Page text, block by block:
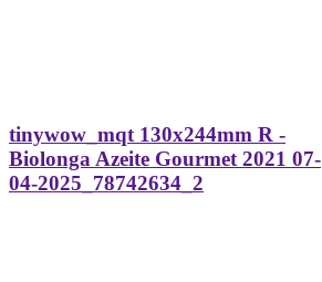
tinywow_mqt 130x244mm R -
Biolonga Azeite Gourmet 2021 07-
04-2025_78742634_2